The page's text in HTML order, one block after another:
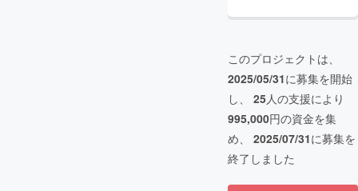
このプロジェクトは、
2025/05/31に募集を開始
し、 25人の支援により
995,000円の資金を集
め、 2025/07/31に募集を
終了しました